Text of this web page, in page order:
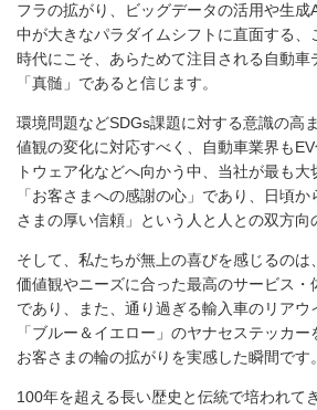
フラの拡がり、ビッグデータの活用や生成
中が大きなパラダイムシフトに直面する、
時代にこそ、あらためて注目される自動車
「真髄」であると信じます。
環境問題などSDGs課題に対する意識の高
値観の変化に対応すべく、自動車業界も
トウェア化などへ向かう中、当社が最も
「お客さまへの感謝の心」であり、日頃
さまの厚い信頼」という人と人との双方向
そして、私たちが無上の喜びを感じるの
価値観やニーズに合った最高のサービス・
であり、また、通り過ぎる輸入車のリアウ
「ブルー＆イエロー」のヤナセステッカ
お客さまの輪の拡がりを実感した瞬間です。
100年を超える長い歴史と伝統で培われて